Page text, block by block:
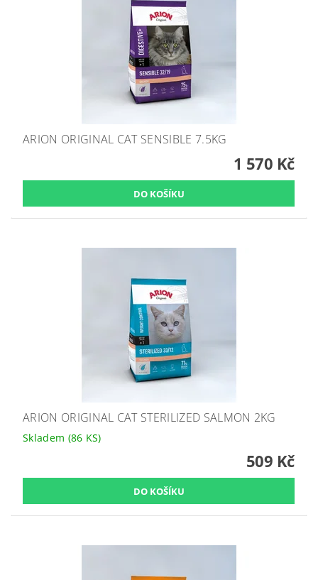
ARION ORIGINAL CAT SENSIBLE 7.5KG
1 570 Kč
ARION ORIGINAL CAT STERILIZED SALMON 2KG
Skladem (86 KS)
509 Kč